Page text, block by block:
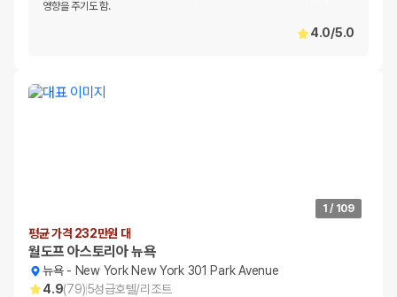
영향을 주기도 함.
4.0/5.0
1 / 109
평균 가격 232만원 대
월도프 아스토리아 뉴욕
뉴욕- New York New York 301 Park Avenue
4.9(79)5성급호텔/리조트